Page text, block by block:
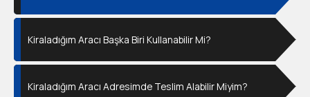
Kiraladığım Aracı Başka Biri Kullanabilir Mi?
Kiraladığım Aracı Adresimde Teslim Alabilir Miyim?